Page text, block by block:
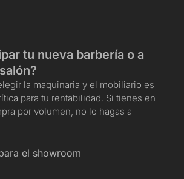
tu nueva barbería o a
la maquinaria y el mobiliario es
para tu rentabilidad. Si tienes en
por volumen, no lo hagas a
el showroom